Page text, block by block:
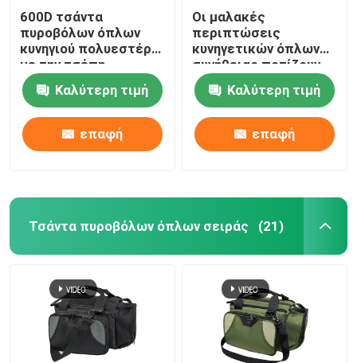
ΑΔΙΑΒΡΟΧΗ ΚΑΛΤΣΑ ΠΥΡΟΒΟΛΩΝ ΌΠΛΩΝ
600D τσάντα
πυροβόλων όπλων
κυνηγιού πολυεστέρα
με την τσέπη
εξαρτημάτων για τον
υπαίθριο
πυροβολισμό
Καλύτερη τιμή
επαφή
Οι μαλακές
περιπτώσεις
κυνηγετικών όπλων
συνήθειας ποτίζουν
το ανθεκτικό
πυροβόλο όπλο
φέρνουν την τσάντα
για το υπαίθριο κυνήγι
Καλύτερη τιμή
επαφή
Τσάντα πυροβόλων όπλων σειράς (21)